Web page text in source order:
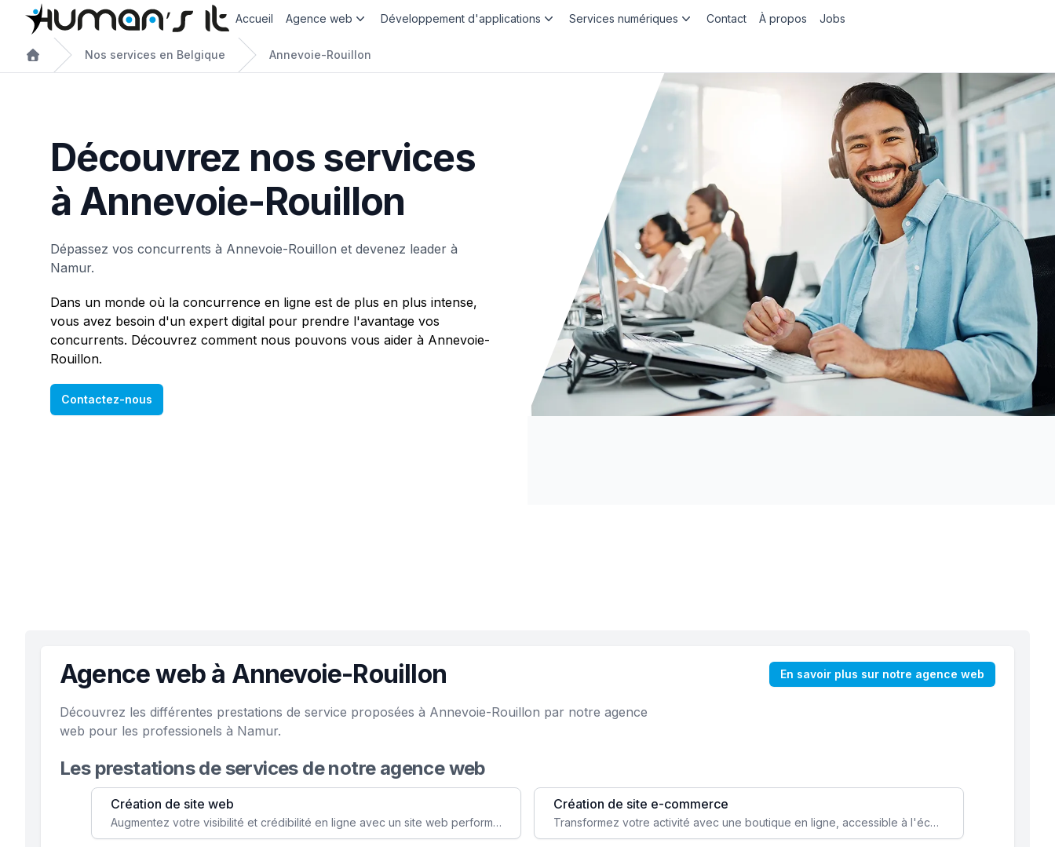
Accueil Agence web Développement d'applications Services numériques Contact À propos Jobs
Nos services en Belgique Annevoie-Rouillon
Découvrez nos services
à Annevoie-Rouillon
Dépassez vos concurrents à Annevoie-Rouillon et devenez leader à
Namur.
Dans un monde où la concurrence en ligne est de plus en plus intense,
vous avez besoin d'un expert digital pour prendre l'avantage vos
concurrents. Découvrez comment nous pouvons vous aider à Annevoie-
Rouillon.
Contactez-nous
Agence web à Annevoie-Rouillon En savoir plus sur notre agence web
Découvrez les différentes prestations de service proposées à Annevoie-Rouillon par notre agence
web pour les professionels à Namur.
Les prestations de services de notre agence web
Création de site web
Augmentez votre visibilité et crédibilité en ligne avec un site web performant, conçu pour attirer plus de clients.
Création de site e-commerce
Transformez votre activité avec une boutique en ligne, accessible à l'échelle mondiale 24/7.